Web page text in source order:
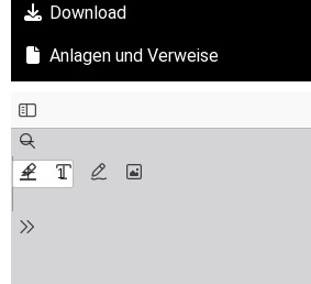
Download
Anlagen und Verweise